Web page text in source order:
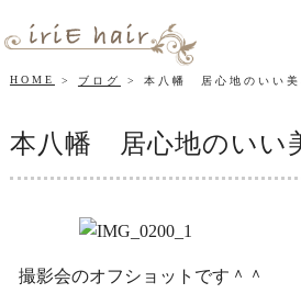
HOME ブログ 本八幡 居心地のいい美
本八幡 居心地のいい
撮影会のオフショットです＾＾